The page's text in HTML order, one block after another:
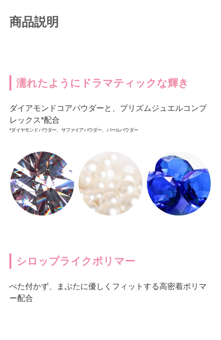
商品説明
濡れたようにドラマティックな輝き
ダイアモンドコアパウダーと、プリズムジュエルコンプ
レックス*配合
*ダイヤモンドパウダー、サファイアパウダー、パールパウダー
シロップライクポリマー
べた付かず、まぶたに優しくフィットする高密着ポリマ
ー配合